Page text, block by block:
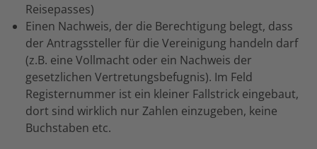
Reisepasses)
Einen Nachweis, der die Berechtigung belegt, dass
der Antragssteller für die Vereinigung handeln darf
(z.B. eine Vollmacht oder ein Nachweis der
gesetzlichen Vertretungsbefugnis). Im Feld
Registernummer ist ein kleiner Fallstrick eingebaut,
dort sind wirklich nur Zahlen einzugeben, keine
Buchstaben etc.